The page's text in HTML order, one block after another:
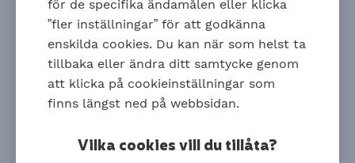
Om du gifter dig, blir sambo eller får barn kan du
lägga till efterlevandeskydden inom 12 månader
utan att fylla i en hälsodeklaration.
Du som är nyanställd och ska göra ett val för din
tjänstepension första gången har en valperiod på
efterlevandeskydd utan att fylla i en
för de specifika ändamålen eller klicka
”fler inställningar” för att godkänna
enskilda cookies. Du kan när som helst ta
tillbaka eller ändra ditt samtycke genom
att klicka på cookieinställningar som
finns längst ned på webbsidan.
Vilka cookies vill du tillåta?